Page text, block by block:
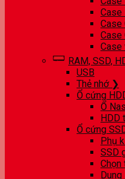
Case
Case
Case
Case
RAM, SSD,
USB
Thẻ nhớ ❯
Ổ cứng
Ổ Nas
HDD
Ổ cứng
Phụ
SSD
Chọn